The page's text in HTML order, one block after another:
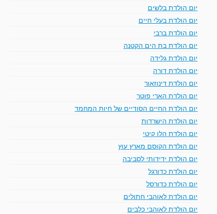
יום הולדת בלשים
יום הולדת בעלי חיים
יום הולדת ברבי
יום הולדת בת הים הקטנה
יום הולדת גלידה
יום הולדת דורה
יום הולדת דינוזאור
יום הולדת הארי פוטר
יום הולדת החיים הסודיים של חיות המחמד
יום הולדת הישרדות
יום הולדת הלו קיטי
יום הולדת הקוסם מארץ עוץ
יום הולדת ידידותי לסביבה
יום הולדת כדורגל
יום הולדת כדורסל
יום הולדת לאוהבי חתולים
יום הולדת לאוהבי כלבים